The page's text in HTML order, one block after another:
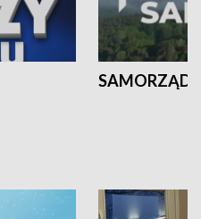
SAMORZĄD